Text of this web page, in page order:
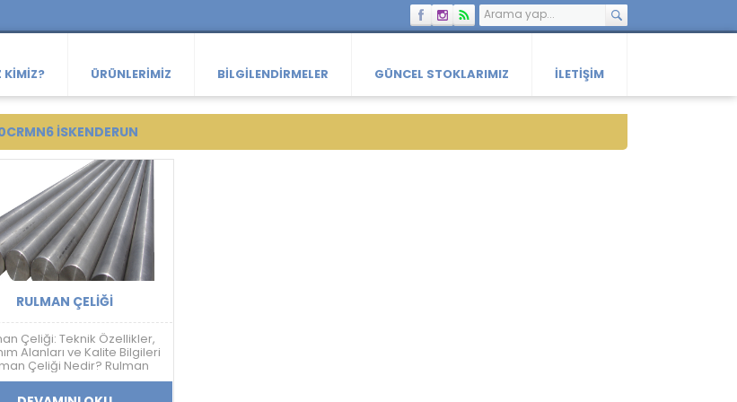
KIMIZ? ÜRÜNLERIMIZ BILGILENDIRMELER GÜNCEL STOKLARIMIZ İLETIŞIM
ISKENDERUN
RULMAN ÇELIĞI
Çeliği: Teknik Özellikler,
Alanları ve Kalite Bilgileri
Çeliği Nedir? Rulman
yüksek sertlik, aşınma
yorulma direnci ve